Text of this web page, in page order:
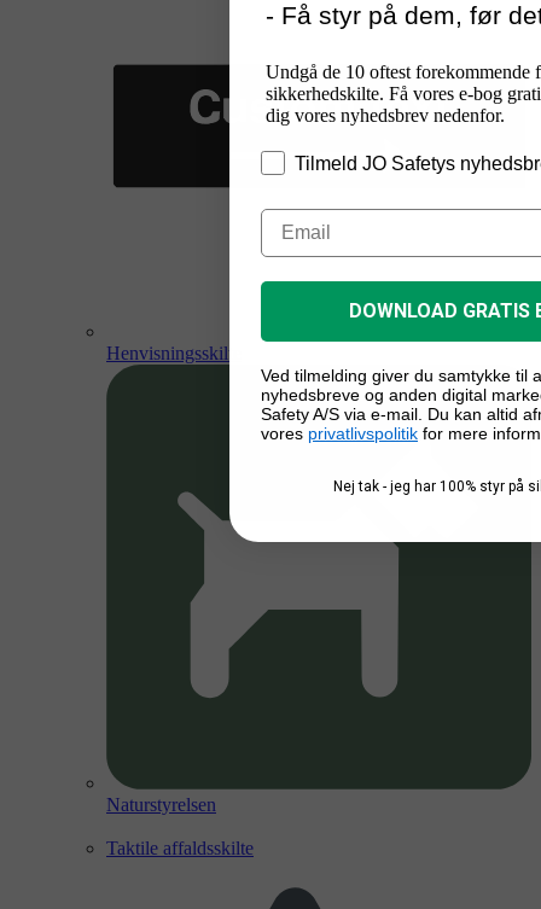
Henvisningsskilte
Naturstyrelsen
Taktile affaldsskilte
- Få styr på dem, før
Undgå de 10 oftest forekommende
sikkerhedskilte. Få vores e-bog
dig vores nyhedsbrev nedenfor.
Tilmeld JO Safetys
DOWNLOAD GRATIS
Ved tilmelding giver du samtykke til
nyhedsbreve og anden digital
Safety A/S via e-mail. Du kan altid
vores privatlivspolitik for mere
Nej tak - jeg har 100% styr på